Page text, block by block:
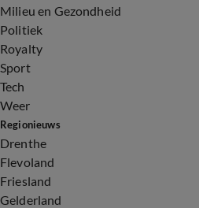
Milieu en Gezondheid
Politiek
Royalty
Sport
Tech
Weer
Regionieuws
Drenthe
Flevoland
Friesland
Gelderland